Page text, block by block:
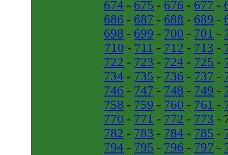
674 - 675 - 676 - 677 -
686 - 687 - 688 - 689 -
698 - 699 - 700 - 701 -
710 - 711 - 712 - 713 -
722 - 723 - 724 - 725 -
734 - 735 - 736 - 737 -
746 - 747 - 748 - 749 -
758 - 759 - 760 - 761 -
770 - 771 - 772 - 773 -
782 - 783 - 784 - 785 -
794 - 795 - 796 - 797 -